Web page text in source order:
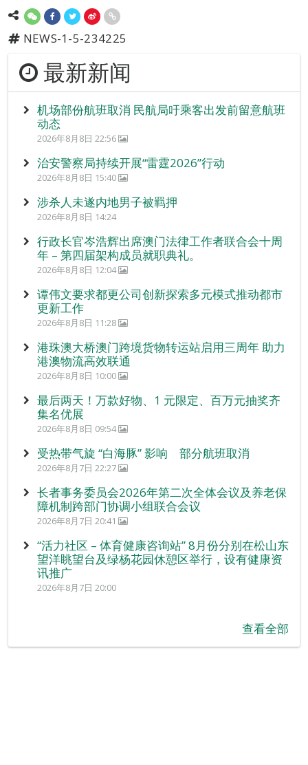
NEWS-1-5-234225
最新新闻
机场部份航班取消 民航局吁乘客出发前留意航班
动态
2026年8月8日 22:56
治安警察局持续开展“雷霆2026”行动
2026年8月8日 15:40
涉杀人未遂内地男子被羁押
2026年8月8日 14:24
行政长官岑浩辉出席澳门法律工作者联合会十周
年 – 第四届架构成员就职典礼。
2026年8月8日 12:04
谭伟文要求都更公司创新探索多元模式推动都市
更新工作
2026年8月8日 11:28
港珠澳大桥澳门跨境货物转运站启用三周年 助力
港澳物流高效联通
2026年8月8日 10:00
最后两天！万款好物、1 元限定、百万元抽奖齐
集名优展
2026年8月8日 09:54
受热带气旋 “白海豚” 影响 部分航班取消
2026年8月7日 22:27
长者事务委员会2026年第二次全体会议及养老保
障机制跨部门协调小组联合会议
2026年8月7日 20:41
“活力社区 – 体育健康咨询站” 8月份分别在松山东
望洋眺望台及绿杨花园休憩区举行，设有健康资
讯推广
2026年8月7日 20:00
查看全部